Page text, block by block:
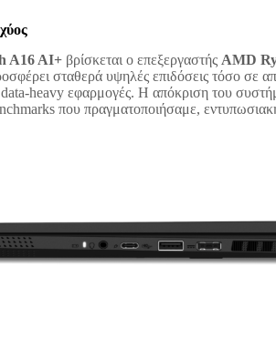
A16 AI+ βρίσκεται ο επεξεργαστής AMD
σταθερά υψηλές επιδόσεις τόσο σε
data-heavy εφαρμογές. Η απόκριση του
που πραγματοποιήσαμε,